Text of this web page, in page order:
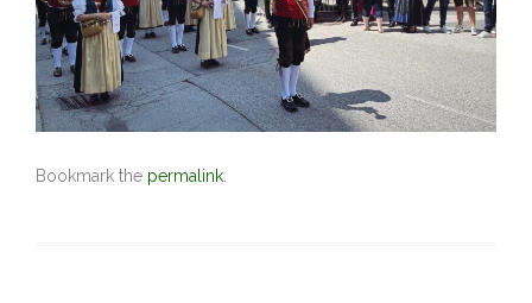
Bookmark the permalink